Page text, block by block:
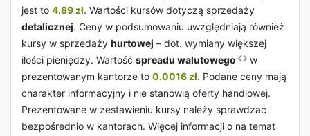
jest to 4.89 zł. Wartości kursów dotyczą sprzedaży
detalicznej. Ceny w podsumowaniu uwzględniają również
kursy w sprzedaży hurtowej – dot. wymiany większej
ilości pieniędzy. Wartość spreadu walutowego
w
prezentowanym kantorze to 0.0016 zł. Podane ceny mają
charakter informacyjny i nie stanowią oferty handlowej.
Prezentowane w zestawieniu kursy należy sprawdzać
bezpośrednio w kantorach. Więcej informacji o na temat